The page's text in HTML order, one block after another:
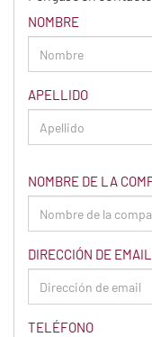
NOMBRE
APELLIDO
NOMBRE DE LA
DIRECCIÓN DE EMAIL
TELÉFONO